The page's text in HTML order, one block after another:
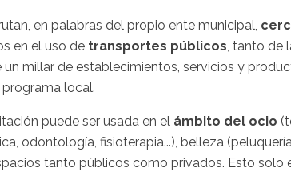
en palabras del propio ente municipal,
en el uso de transportes públicos , tanto
millar de establecimientos, servicios y
local.
puede ser usada en el ámbito del ocio
odontología, fisioterapia...), belleza
tanto públicos como privados. Esto solo